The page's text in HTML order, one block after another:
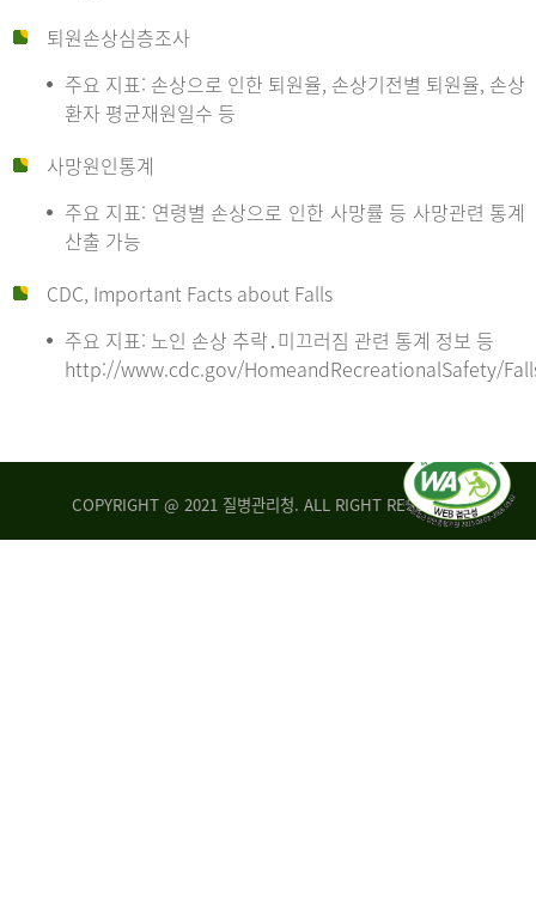
퇴원손상심층조사
주요 지표: 손상으로 인한 퇴원율, 손상기전별 퇴원율, 손상
환자 평균재원일수 등
사망원인통계
주요 지표: 연령별 손상으로 인한 사망률 등 사망관련 통계
산출 가능
CDC, Important Facts about Falls
주요 지표: 노인 손상 추락․미끄러짐 관련 통계 정보 등
http://www.cdc.gov/HomeandRecreationalSafety/
COPYRIGHT @ 2021 질병관리청. ALL RIGHT RESERVED